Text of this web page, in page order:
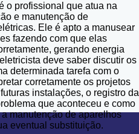
o profissional que atua na
e manutenção de
Ele é apto a manusear
fazendo com que elas
gerando energia
deve saber discutir os
determinada tarefa com o
corretamente os projetos
instalações, o registro da
que aconteceu e como
manutenção de aparelhos
eventual substituição.